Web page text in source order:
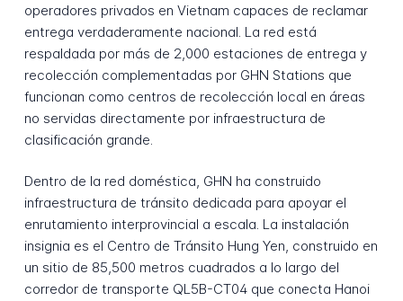
operadores privados en Vietnam capaces de reclamar
entrega verdaderamente nacional. La red está
respaldada por más de 2,000 estaciones de entrega y
recolección complementadas por GHN Stations que
funcionan como centros de recolección local en áreas
no servidas directamente por infraestructura de
clasificación grande.
Dentro de la red doméstica, GHN ha construido
infraestructura de tránsito dedicada para apoyar el
enrutamiento interprovincial a escala. La instalación
insignia es el Centro de Tránsito Hung Yen, construido en
un sitio de 85,500 metros cuadrados a lo largo del
corredor de transporte QL5B-CT04 que conecta Hanoi